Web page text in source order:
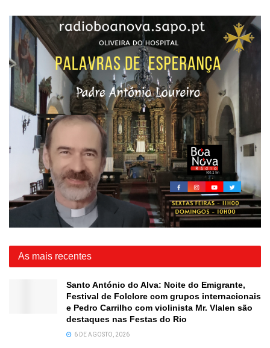
As mais recentes
Santo António do Alva: Noite do Emigrante,
Festival de Folclore com grupos internacionais
e Pedro Carrilho com violinista Mr. Vlalen são
destaques nas Festas do Rio
6 DE AGOSTO, 2026